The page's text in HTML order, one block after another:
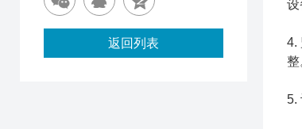
设
4.
整
5.
返回列表